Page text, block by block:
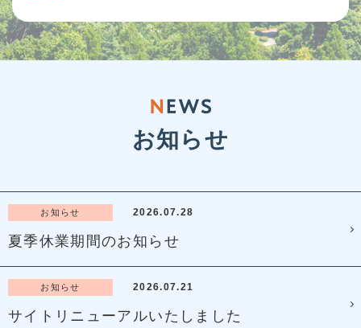
お知らせ
お知らせ 2026.07.28
夏季休業期間のお知らせ
お知らせ 2026.07.21
サイトリニューアルいたしました